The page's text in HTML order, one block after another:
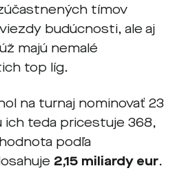
tímov
budúcnosti, ale aj
majú nemalé
top líg.
na turnaj nominovať 23
teda pricestuje 368,
podľa
2,15 miliardy eur.